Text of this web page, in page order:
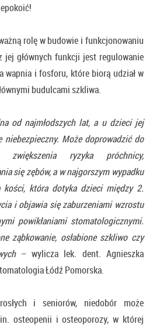
rolę w budowie i funkcjonowaniu
jej głównych funkcji jest regulowanie
wapnia i fosforu, które biorą udział w
budulcami szkliwa.
od najmłodszych lat, a u dzieci jej
Może doprowadzić do
zwiększenia ryzyka próchnicy,
się zębów, a w najgorszym wypadku
kości, która dotyka dzieci między 2.
i objawia się zaburzeniami wzrostu
powikłaniami stomatologicznymi.
ząbkowanie, osłabione szkliwo czy
– wylicza lek. dent. Agnieszka
Łódź Pomorska.
i seniorów, niedobór może
osteopenii i osteoporozy, w której